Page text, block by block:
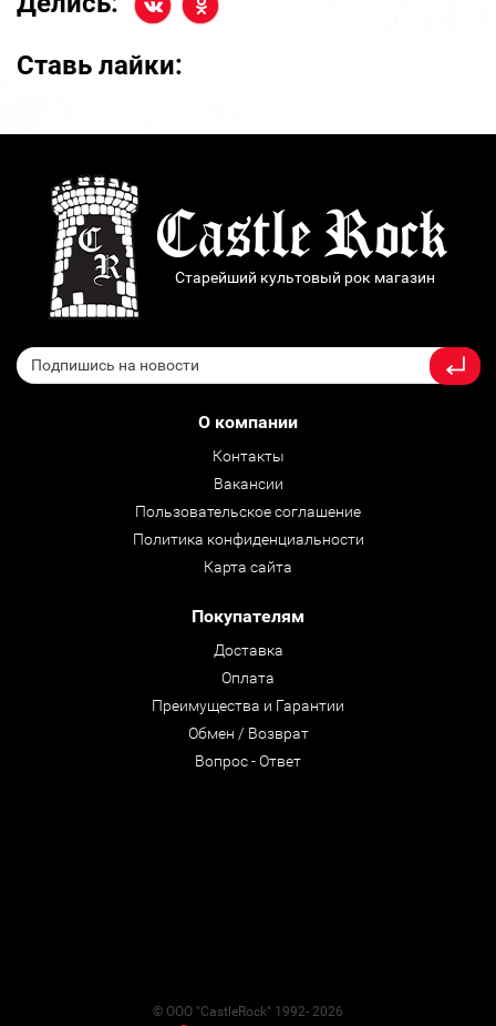
Ставь лайки:
Старейший культовый рок магазин
О компании
Контакты
Вакансии
Пользовательское соглашение
Политика конфиденциальности
Карта сайта
Покупателям
Доставка
Оплата
Преимущества и Гарантии
Обмен / Возврат
Вопрос - Ответ
© ООО "CastleRock" 1992- 2026